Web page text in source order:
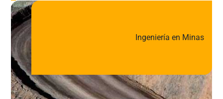
Ingeniería en Minas